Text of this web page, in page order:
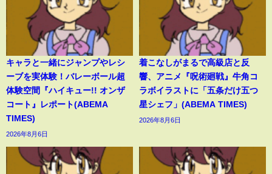
キャラと一緒にジャンプやレシ
ーブを実体験！バレーボール超
体験空間『ハイキュー!! オンザ
コート』レポート(ABEMA
TIMES)
2026年8月6日
着こなしがまるで高級店と反
響、アニメ『呪術廻戦』牛角コ
ラボイラストに「五条だけ五つ
星シェフ」(ABEMA TIMES)
2026年8月6日